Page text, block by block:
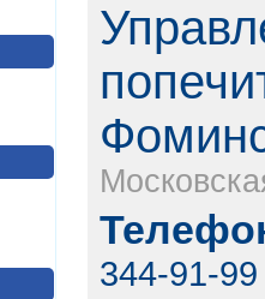
344-91-99